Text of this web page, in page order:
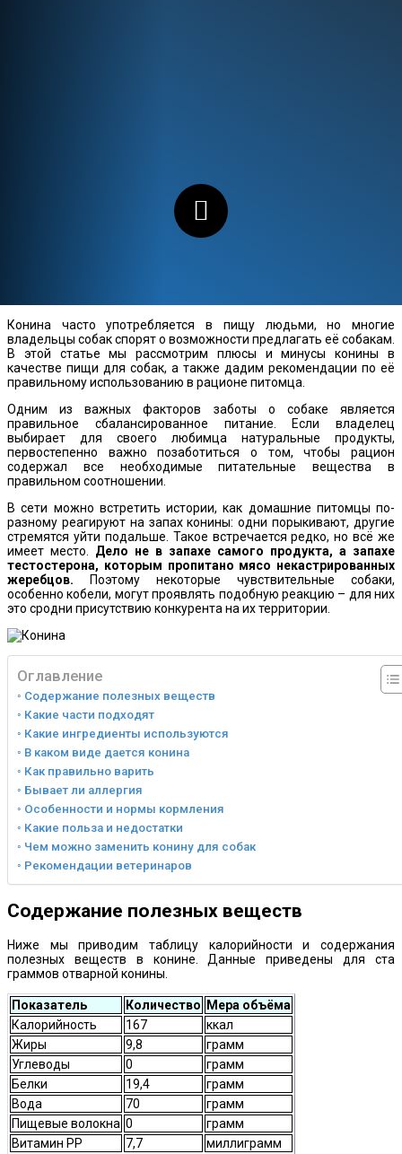
Конина часто употребляется в пищу людьми, но многие
владельцы собак спорят о возможности предлагать её собакам.
В этой статье мы рассмотрим плюсы и минусы конины в
качестве пищи для собак, а также дадим рекомендации по её
правильному использованию в рационе питомца.
Одним из важных факторов заботы о собаке является
правильное сбалансированное питание. Если владелец
выбирает для своего любимца натуральные продукты,
первостепенно важно позаботиться о том, чтобы рацион
содержал все необходимые питательные вещества в
правильном соотношении.
В сети можно встретить истории, как домашние питомцы по-
разному реагируют на запах конины: одни порыкивают, другие
стремятся уйти подальше. Такое встречается редко, но всё же
имеет место. Дело не в запахе самого продукта, а запахе
тестостерона, которым пропитано мясо некастрированных
жеребцов. Поэтому некоторые чувствительные собаки,
особенно кобели, могут проявлять подобную реакцию – для них
это сродни присутствию конкурента на их территории.
Оглавление
Содержание полезных веществ
Какие части подходят
Какие ингредиенты используются
В каком виде дается конина
Как правильно варить
Бывает ли аллергия
Особенности и нормы кормления
Какие польза и недостатки
Чем можно заменить конину для собак
Рекомендации ветеринаров
Содержание полезных веществ
Ниже мы приводим таблицу калорийности и содержания
полезных веществ в конине. Данные приведены для ста
граммов отварной конины.
Показатель Количество
Мера объёма
Калорийность
167
ккал
Жиры
9,8
грамм
Углеводы
0
грамм
Белки
19,4
грамм
Вода
70
грамм
Пищевые волокна 0
грамм
Витамин PP
7,7
миллиграмм